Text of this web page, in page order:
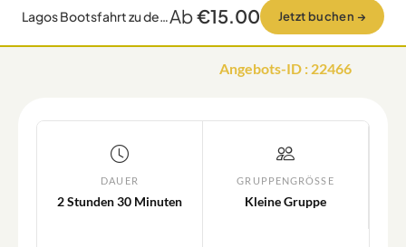
Lagos Bootsfahrt zu den Meereshöhlen & Windsegeln 14:30–17:00Ab€15.00 Jetzt buchen →
Angebots-ID : 22466
DAUER
2 Stunden 30 Minuten
GRUPPENGRÖSSE
Kleine Gruppe